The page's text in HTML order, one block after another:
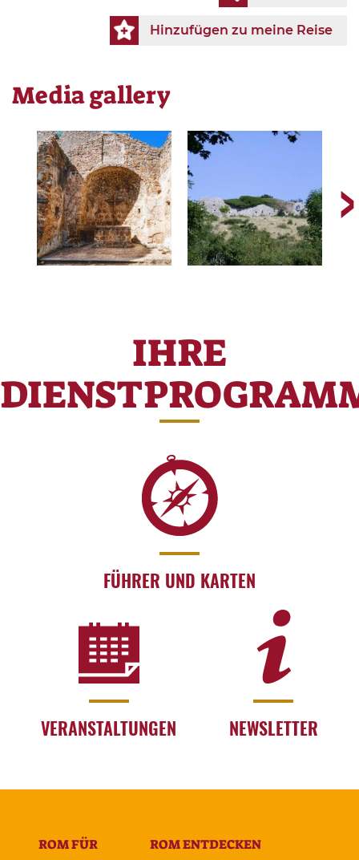
Hinzufügen zu meine Reise
Media gallery
IHRE
FÜHRER UND KARTEN
VERANSTALTUNGEN NEWSLETTER
ROM FÜR ROM ENTDECKEN